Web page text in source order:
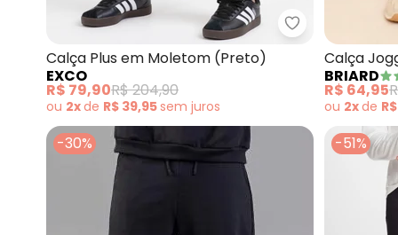
Exco - Calça
Calça Plus em Moletom (Preto)
EXCO
R$ 79,90R$ 204,90
ou 2xde R$ 39,95sem juros
Calça
(Preto)
BRIARD
R$ 64,95
ou 2xde
-30% -51%